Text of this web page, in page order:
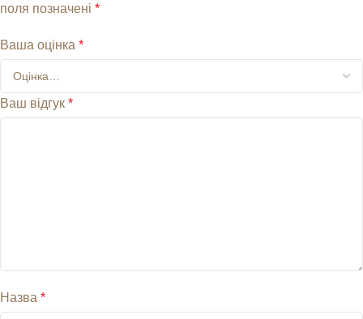
поля позначені *
Ваша оцінка *
Ваш відгук *
Назва *